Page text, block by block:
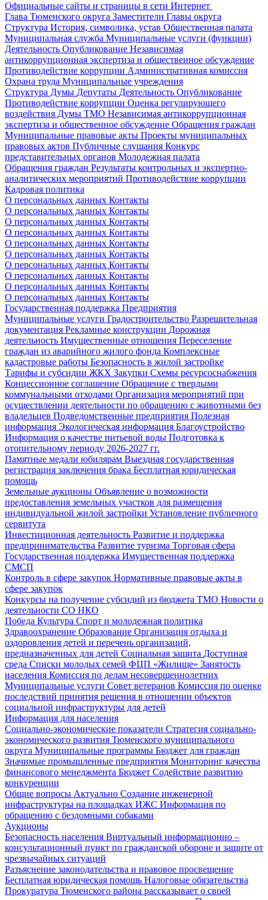
Официальные сайты и страницы в сети Интернет
Глава Тюменского округа Заместители Главы округа
Структура История, символика, устав Общественная палата
Муниципальная служба Муниципальные услуги (функции)
Деятельность Опубликование Независимая
антикоррупционная экспертиза и общественное обсуждение
Противодействие коррупции Административная комиссия
Охрана труда Муниципальные учреждения
Структура Думы Депутаты Деятельность Опубликование
Противодействие коррупции Оценка регулирующего
воздействия Думы ТМО Независимая антикоррупционная
экспертиза и общественное обсуждение Обращения граждан
Муниципальные правовые акты Проекты муниципальных
правовых актов Публичные слушания Конкурс
представительных органов Молодежная палата
Обращения граждан Результаты контрольных и экспертно-
аналитических мероприятий Противодействие коррупции
Кадровая политика
О персональных данных Контакты
О персональных данных Контакты
О персональных данных Контакты
О персональных данных Контакты
О персональных данных Контакты
О персональных данных Контакты
О персональных данных Контакты
О персональных данных Контакты
О персональных данных Контакты
О персональных данных Контакты
Государственная поддержка Предприятия
Муниципальные услуги Градостроительство Разрешительная
документация Рекламные конструкции Дорожная
деятельность Имущественные отношения Переселение
граждан из аварийного жилого фонда Комплексные
кадастровые работы Безопасность в жилой застройке
Тарифы и субсидии ЖКХ Закупки Схемы ресурсоснабжения
Концессионное соглашение Обращение с твердыми
коммунальными отходами Организация мероприятий при
осуществлении деятельности по обращению с животными без
владельцев Подведомственные предприятия Полезная
информация Экологическая информация Благоустройство
Информация о качестве питьевой воды Подготовка к
отопительному периоду 2026-2027 гг.
Памятные медали юбилярам Выездная государственная
регистрация заключения брака Бесплатная юридическая
помощь
Земельные аукционы Объявление о возможности
предоставления земельных участков для размещения
индивидуальной жилой застройки Установление публичного
сервитута
Инвестиционная деятельность Развитие и поддержка
предпринимательства Развитие туризма Торговая сфера
Государственная поддержка Имущественная поддержка
СМСП
Контроль в сфере закупок Нормативные правовые акты в
сфере закупок
Конкурсы на получение субсидий из бюджета ТМО Новости о
деятельности СО НКО
Победа Культура Спорт и молодежная политика
Здравоохранение Образование Организация отдыха и
оздоровления детей и перечень организаций,
предназначенных для детей Социальная защита Доступная
среда Списки молодых семей ФЦП «Жилище» Занятость
населения Комиссия по делам несовершеннолетних
Муниципальные услуги Совет ветеранов Комиссия по оценке
последствий принятия решения в отношении объектов
социальной инфраструктуры для детей
Информация для населения
Социально-экономические показатели Стратегия социально-
экономического развития Тюменского муниципального
округа Муниципальные программы Бюджет для граждан
Значимые промышленные предприятия Мониторинг качества
финансового менеджмента Бюджет Содействие развитию
конкуренции
Общие вопросы Актуально Создание инженерной
инфраструктуры на площадках ИЖС Информация по
обращению с бездомными собаками
Аукционы
Безопасность населения Виртуальный информационно –
консультационный пункт по гражданской обороне и защите от
чрезвычайных ситуаций
Разъяснение законодательства и правовое просвещение
Бесплатная юридическая помощь Налоговые обязательства
Прокуратура Тюменского района рассказывает о своей